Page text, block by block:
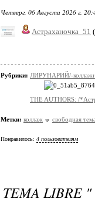
Четверг, 06 Августа 2026 г.
Астраханочка_51 (
Рубрики: ЛИРУНАРИЙ/-
THE AUTHORS: /
Метки: коллаж свободная тема
Понравилось: 4 пользователям
TEMA LIBRE "